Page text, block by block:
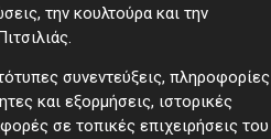
την κουλτούρα και την
συνεντεύξεις, πληροφορίες
και εξορμήσεις, ιστορικές
σε τοπικές επιχειρήσεις του